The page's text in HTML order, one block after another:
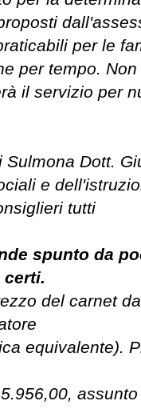
per le
per tempo.
il servizio per
Sulmona Dott.
e
tutti
spunto da
certi.
del carnet
equivalente).